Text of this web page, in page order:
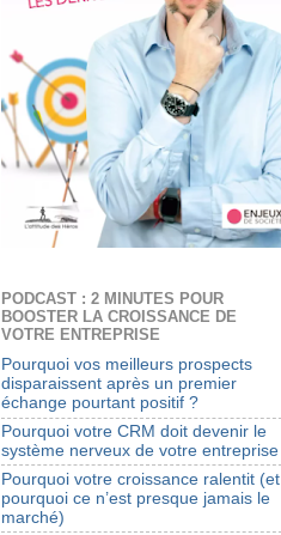
PODCAST : 2 MINUTES POUR
BOOSTER LA CROISSANCE DE
VOTRE ENTREPRISE
Pourquoi vos meilleurs prospects
disparaissent après un premier
échange pourtant positif ?
Pourquoi votre CRM doit devenir le
système nerveux de votre entreprise
Pourquoi votre croissance ralentit (et
pourquoi ce n’est presque jamais le
marché)